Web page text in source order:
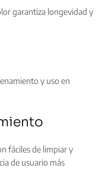
garantiza longevidad y
y uso en
fáciles de limpiar y
de usuario más